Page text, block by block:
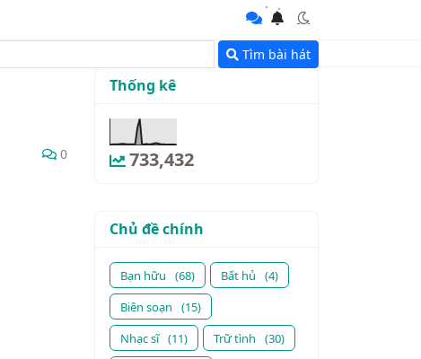
Tìm bài hát
0
Thống kê
733,432
Chủ đề chính
Bạn hữu (68) Bất hủ
(4)
Biên soạn
(15)
Nhạc sĩ (11) Trữ tình
(30)